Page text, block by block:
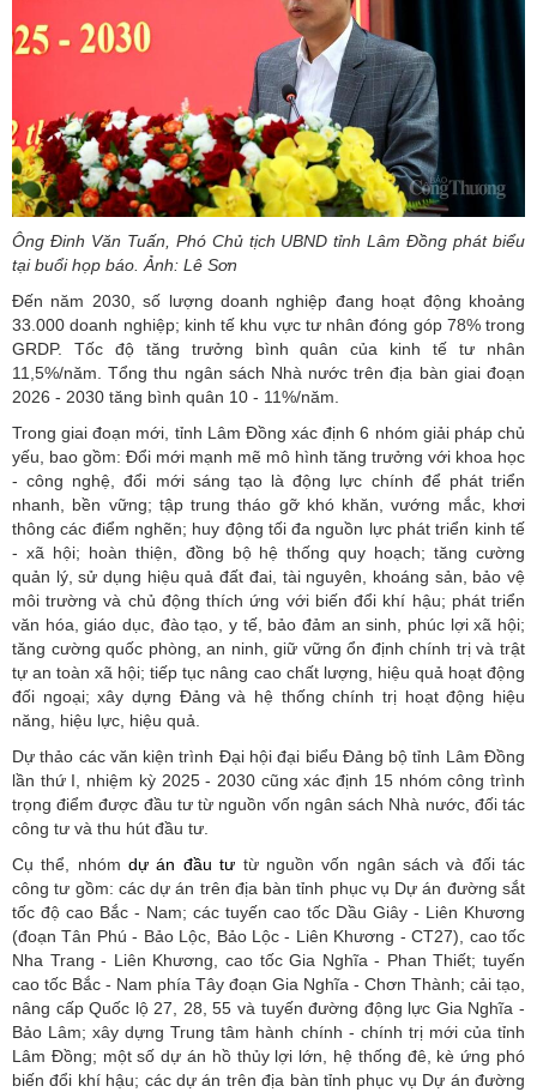
Ông Đinh Văn Tuấn, Phó Chủ tịch UBND tỉnh Lâm Đồng phát biểu
tại buổi họp báo. Ảnh: Lê Sơn
Đến năm 2030, số lượng doanh nghiệp đang hoạt động khoảng
33.000 doanh nghiệp; kinh tế khu vực tư nhân đóng góp 78% trong
GRDP. Tốc độ tăng trưởng bình quân của kinh tế tư nhân
11,5%/năm. Tổng thu ngân sách Nhà nước trên địa bàn giai đoạn
2026 - 2030 tăng bình quân 10 - 11%/năm.
Trong giai đoạn mới, tỉnh Lâm Đồng xác định 6 nhóm giải pháp chủ
yếu, bao gồm: Đổi mới mạnh mẽ mô hình tăng trưởng với khoa học
- công nghệ, đổi mới sáng tạo là động lực chính để phát triển
nhanh, bền vững; tập trung tháo gỡ khó khăn, vướng mắc, khơi
thông các điểm nghẽn; huy động tối đa nguồn lực phát triển kinh tế
- xã hội; hoàn thiện, đồng bộ hệ thống quy hoạch; tăng cường
quản lý, sử dụng hiệu quả đất đai, tài nguyên, khoáng sản, bảo vệ
môi trường và chủ động thích ứng với biến đổi khí hậu; phát triển
văn hóa, giáo dục, đào tạo, y tế, bảo đảm an sinh, phúc lợi xã hội;
tăng cường quốc phòng, an ninh, giữ vững ổn định chính trị và trật
tự an toàn xã hội; tiếp tục nâng cao chất lượng, hiệu quả hoạt động
đối ngoại; xây dựng Đảng và hệ thống chính trị hoạt động hiệu
năng, hiệu lực, hiệu quả.
Dự thảo các văn kiện trình Đại hội đại biểu Đảng bộ tỉnh Lâm Đồng
lần thứ I, nhiệm kỳ 2025 - 2030 cũng xác định 15 nhóm công trình
trọng điểm được đầu tư từ nguồn vốn ngân sách Nhà nước, đối tác
công tư và thu hút đầu tư.
Cụ thể, nhómdự án đầu tư từ nguồn vốn ngân sách và đối tác
công tư gồm: các dự án trên địa bàn tỉnh phục vụ Dự án đường sắt
tốc độ cao Bắc - Nam; các tuyến cao tốc Dầu Giây - Liên Khương
(đoạn Tân Phú - Bảo Lộc, Bảo Lộc - Liên Khương - CT27), cao tốc
Nha Trang - Liên Khương, cao tốc Gia Nghĩa - Phan Thiết; tuyến
cao tốc Bắc - Nam phía Tây đoạn Gia Nghĩa - Chơn Thành; cải tạo,
nâng cấp Quốc lộ 27, 28, 55 và tuyến đường động lực Gia Nghĩa -
Bảo Lâm; xây dựng Trung tâm hành chính - chính trị mới của tỉnh
Lâm Đồng; một số dự án hồ thủy lợi lớn, hệ thống đê, kè ứng phó
biến đổi khí hậu; các dự án trên địa bàn tỉnh phục vụ Dự án đường